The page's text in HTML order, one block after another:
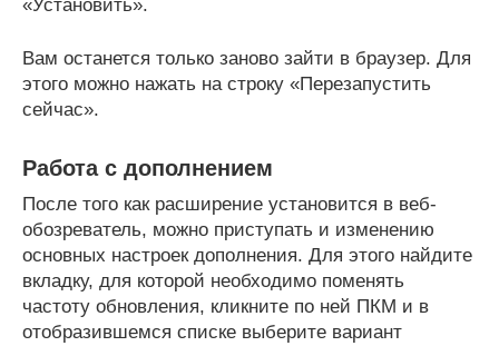
«Установить».
Вам останется только заново зайти в браузер. Для
этого можно нажать на строку «Перезапустить
сейчас».
Работа с дополнением
После того как расширение установится в веб-
обозреватель, можно приступать и изменению
основных настроек дополнения. Для этого найдите
вкладку, для которой необходимо поменять
частоту обновления, кликните по ней ПКМ и в
отобразившемся списке выберите вариант